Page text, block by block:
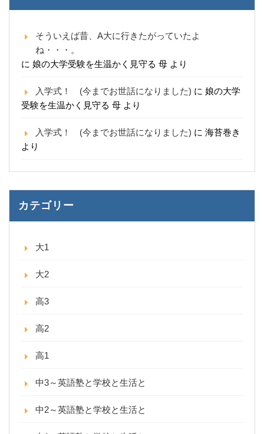
そういえば昔、A大に行きたがっていたよ
ね・・・。
に 娘の大学受験を生温かく見守る 母 より
入学式！ (今までお世話になりました) に 娘の大学
受験を生温かく見守る 母 より
入学式！ (今までお世話になりました) に 海苔巻き
より
カテゴリー
大1
大2
高3
高2
高1
中3～英語塾と学校と生活と
中2～英語塾と学校と生活と